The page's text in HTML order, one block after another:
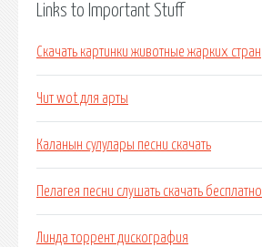
Links to Important Stuff
Скачать картинки животные жарких стран
Чит wot для арты
Каланын сулулары песни скачать
Пелагея песни слушать скачать бесплатно
Линда торрент дискография